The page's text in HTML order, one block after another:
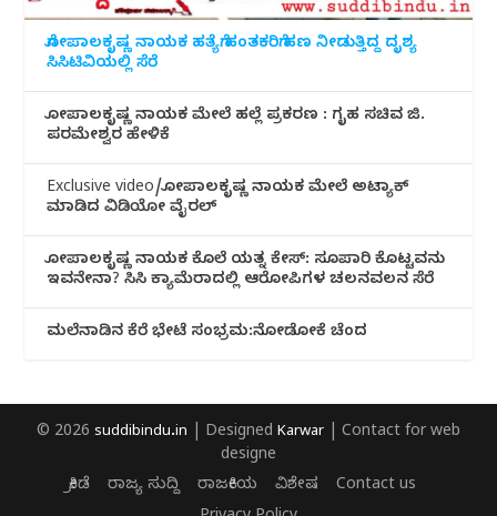
ಗೋಪಾಲಕೃಷ್ಣ ನಾಯಕ ಹತ್ಯೆಗೆ ಹಂತಕರಿಗೆ ಹಣ ನೀಡುತ್ತಿದ್ದ ದೃಶ್ಯ
ಸಿಸಿಟಿವಿಯಲ್ಲಿ ಸೆರೆ
ಗೋಪಾಲಕೃಷ್ಣ ನಾಯಕ ಮೇಲೆ ಹಲ್ಲೆ ಪ್ರಕರಣ : ಗೃಹ ಸಚಿವ ಜಿ.
ಪರಮೇಶ್ವರ ಹೇಳಿಕೆ
Exclusive video/ಗೋಪಾಲಕೃಷ್ಣ ನಾಯಕ ಮೇಲೆ ಅಟ್ಯಾಕ್
ಮಾಡಿದ ವಿಡಿಯೋ ವೈರಲ್
ಗೋಪಾಲಕೃಷ್ಣ ನಾಯಕ ಕೊಲೆ ಯತ್ನ ಕೇಸ್: ಸೂಪಾರಿ ಕೊಟ್ಟವನು
ಇವನೇನಾ? ಸಿಸಿ ಕ್ಯಾಮೆರಾದಲ್ಲಿ ಆರೋಪಿಗಳ ಚಲನವಲನ ಸೆರೆ
ಮಲೆನಾಡಿ‌ನ ಕೆರೆ ಭೇಟೆ ಸಂಭ್ರಮ:ನೋಡೋಕೆ ಚೆಂದ
© 2026 suddibindu.in | Designed Karwar | Contact for web
designe
ಕ್ರೀಡೆ
ರಾಜ್ಯ ಸುದ್ದಿ ರಾಜಕೀಯ ವಿಶೇಷ
Contact us